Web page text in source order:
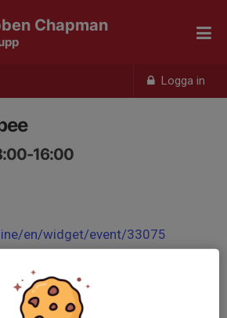
Logga in
Chapman
16:00
en/widget/event/33075